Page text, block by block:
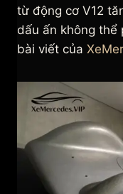
từ động cơ V12
dấu ấn không thể
bài viết của